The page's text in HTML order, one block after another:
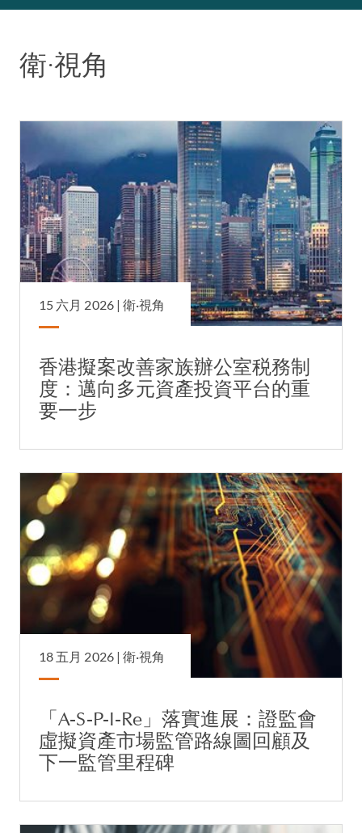
衛·視角
15 六月 2026 |衛·視角
香港擬案改善家族辦公室税務制
度：邁向多元資產投資平台的重
要一步
18 五月 2026 |衛·視角
「A-S-P-I-Re」落實進展：證監會
虛擬資產市場監管路線圖回顧及
下一監管里程碑